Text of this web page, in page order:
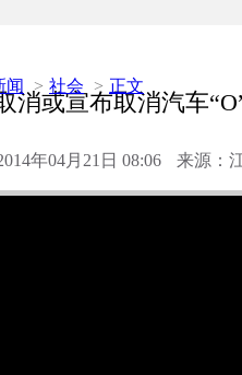
闻 > 社会 > 正文
消或宣布取消汽车
年04月21日 08:06 来源：